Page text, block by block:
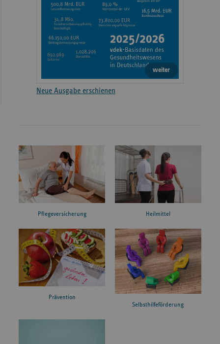
weiter
Neue Ausgabe erschienen
Pflegeversicherung Heilmittel
Prävention
Selbsthilfeförderung